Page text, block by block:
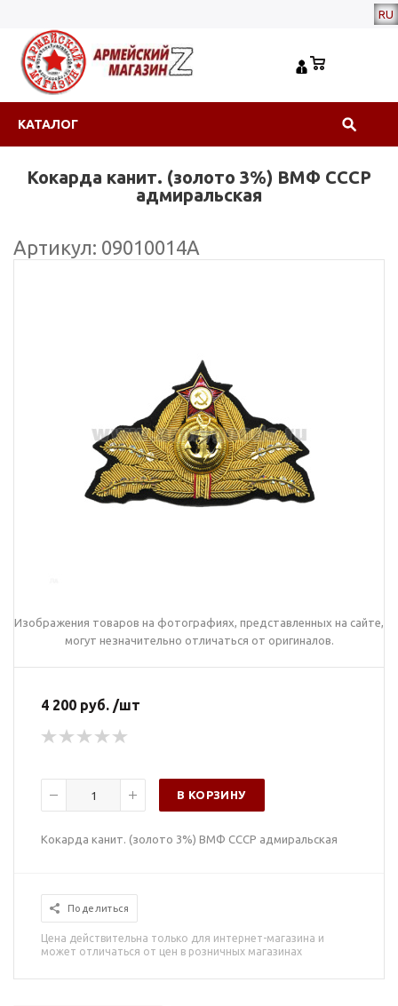
RU
КАТАЛОГ
Кокарда канит. (золото 3%) ВМФ СССР
адмиральская
Артикул: 09010014А
Изображения товаров на фотографиях, представленных на сайте,
могут незначительно отличаться от оригиналов.
4 200 руб. /шт
В КОРЗИНУ
Кокарда канит. (золото 3%) ВМФ СССР адмиральская
Поделиться
Цена действительна только для интернет-магазина и
может отличаться от цен в розничных магазинах